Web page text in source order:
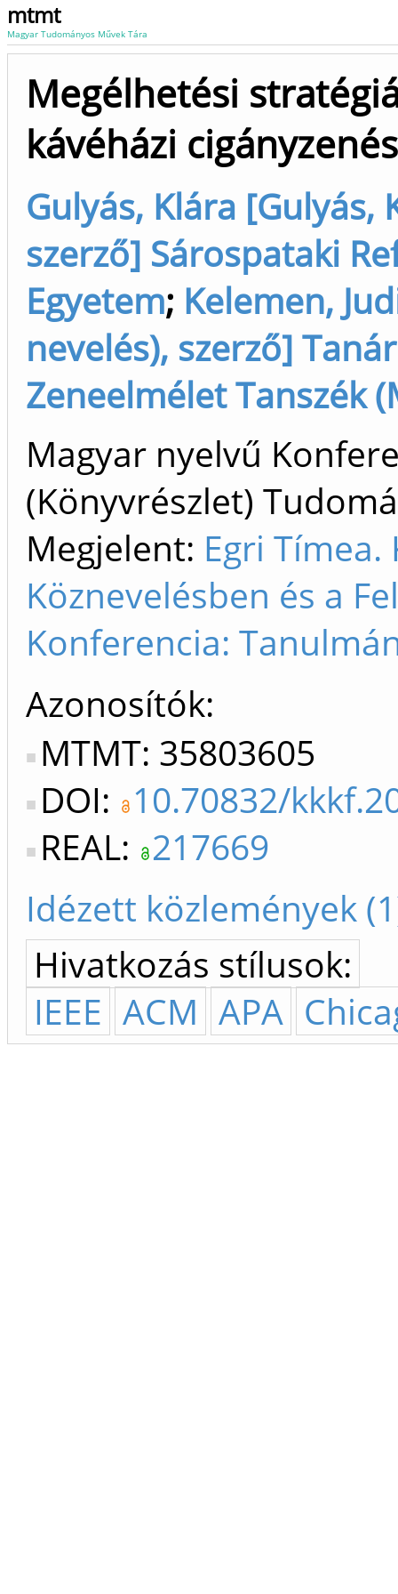
mtmt
Magyar Tudományos Művek Tára
Megélhetési
kávéházi
Gulyás, Klára
szerző] Sárospataki
Egyetem; Kelemen,
nevelés), szerző]
Zeneelmélet Tanszék
Magyar nyelvű
(Könyvrészlet)
Megjelent: Egri
Köznevelésben és a
Konferencia:
Azonosítók
MTMT: 35803605
DOI: 10.70832/
REAL: 217669
Idézett közlemények
Hivatkozás stílusok:
IEEE ACM APA